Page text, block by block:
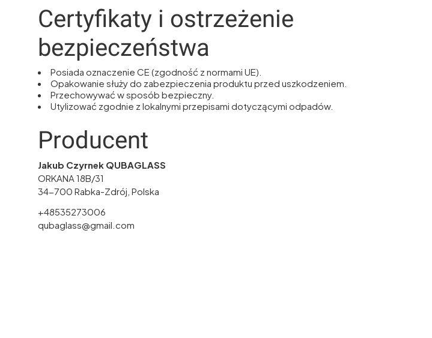
Certyfikaty i ostrzeżenie
bezpieczeństwa
Posiada oznaczenie CE (zgodność z normami UE).
Opakowanie służy do zabezpieczenia produktu przed uszkodzeniem.
Przechowywać w sposób bezpieczny.
Utylizować zgodnie z lokalnymi przepisami dotyczącymi odpadów.
Producent
Jakub Czyrnek QUBAGLASS
ORKANA 18B/31
34-700 Rabka-Zdrój, Polska
+48535273006
qubaglass@gmail.com